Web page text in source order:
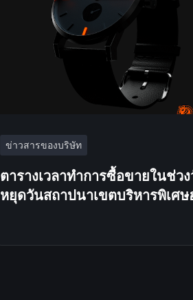
ข่าวสารของบริษัท
ตารางเวลาทำการซื้อขายในช่ว
หยุดวันสถาปนาเขตบริหารพิเศษ